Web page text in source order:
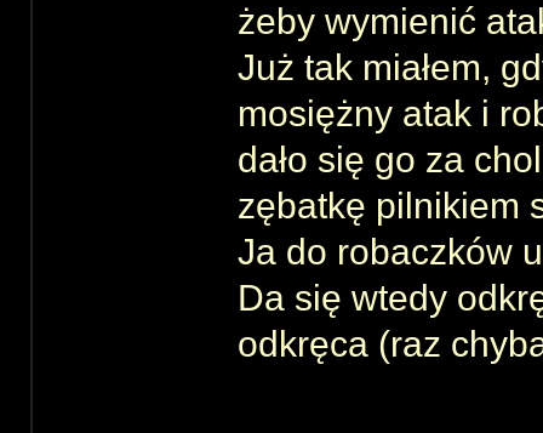
żeby wymienić
Już tak miałem,
mosiężny atak i
dało się go za
zębatkę pilnikiem
Ja do robaczków
Da się wtedy
odkręca (raz